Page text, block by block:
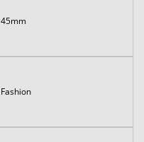
45mm
Fashion